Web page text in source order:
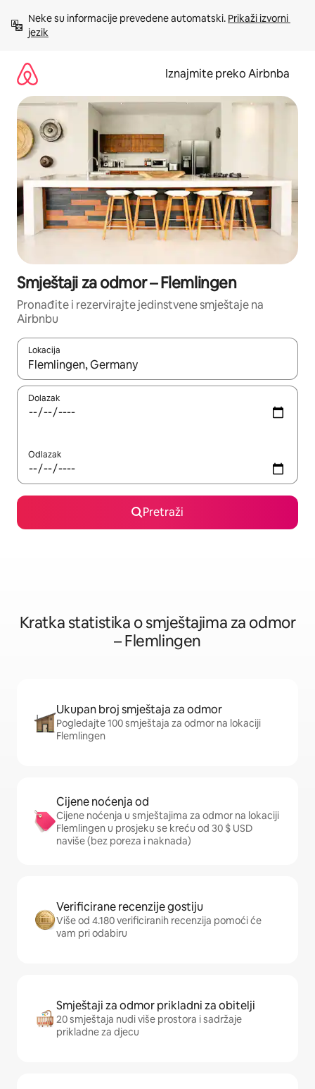
sadržaj
Neke su informacije prevedene automatski. Prikaži izvorni
jezik
Iznajmite preko Airbnba
Smještaji za odmor – Flemlingen
Pronađite i rezervirajte jedinstvene smještaje na
Airbnbu
Lokacija
Kada budu dostupni rezultati, moći ćete ih pregledati
Dolazak
Odlazak
Pretraži
Kratka statistika o smještajima za odmor
– Flemlingen
Ukupan broj smještaja za odmor
Pogledajte 100 smještaja za odmor na lokaciji
Flemlingen
Cijene noćenja od
Cijene noćenja u smještajima za odmor na lokaciji
Flemlingen u prosjeku se kreću od 30 $ USD
naviše (bez poreza i naknada)
Verificirane recenzije gostiju
Više od 4.180 verificiranih recenzija pomoći će
vam pri odabiru
Smještaji za odmor prikladni za obitelji
20 smještaja nudi više prostora i sadržaje
prikladne za djecu